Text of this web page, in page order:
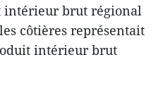
brut régional
côtières représentait
intérieur brut